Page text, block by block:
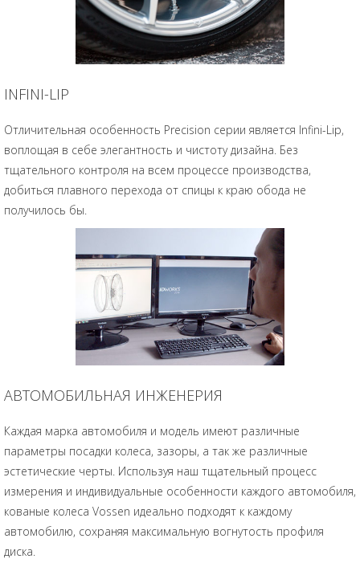
INFINI-LIP
Отличительная особенность Precision серии является Infini-Lip,
воплощая в себе элегантность и чистоту дизайна. Без
тщательного контроля на всем процессе производства,
добиться плавного перехода от спицы к краю обода не
получилось бы.
АВТОМОБИЛЬНАЯ ИНЖЕНЕРИЯ
Каждая марка автомобиля и модель имеют различные
параметры посадки колеса, зазоры, а так же различные
эстетические черты. Используя наш тщательный процесс
измерения и индивидуальные особенности каждого автомобиля,
кованые колеса Vossen идеально подходят к каждому
автомобилю, сохраняя максимальную вогнутость профиля
диска.